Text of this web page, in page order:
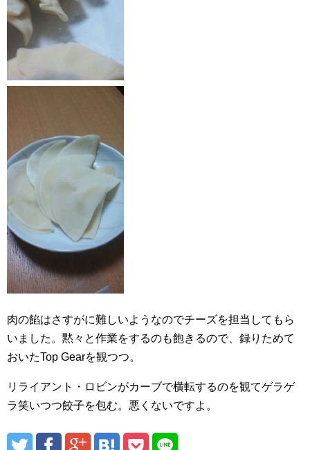
肉の餡はさすがに難しいようなのでチーズを担当してもら
いました。黙々と作業をするのも飽きるので、録りためて
おいたTop Gearを観つつ。
リライアント・ロビンがカーブで横転するのを観てゲラゲ
ラ笑いつつ餃子を包む。悪くないですよ。